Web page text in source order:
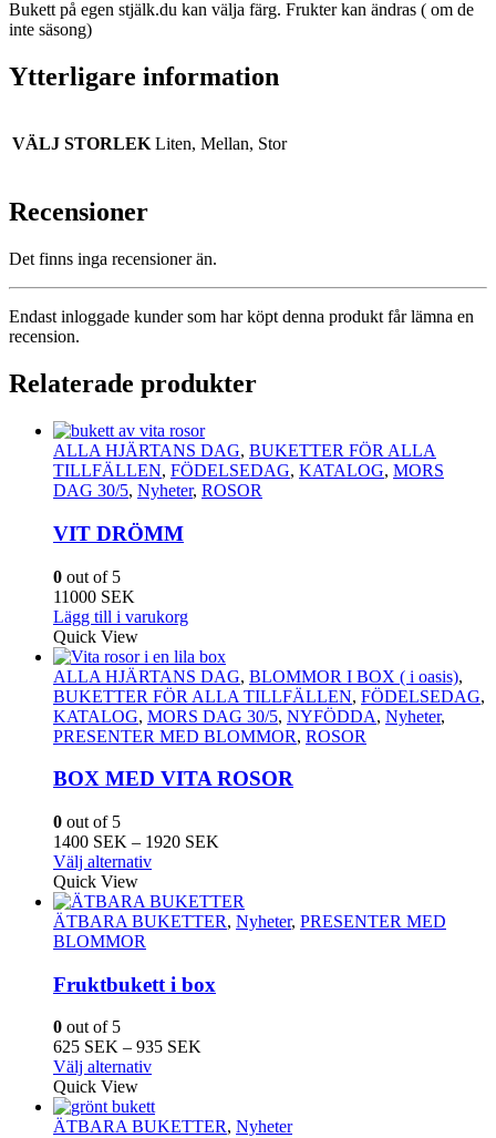
Bukett på egen stjälk.du kan välja färg. Frukter kan ändras ( om de
inte säsong)
Ytterligare information
VÄLJ STORLEK Liten, Mellan, Stor
Recensioner
Det finns inga recensioner än.
Endast inloggade kunder som har köpt denna produkt får lämna en
recension.
Relaterade produkter
ALLA HJÄRTANS DAG, BUKETTER FÖR ALLA
TILLFÄLLEN, FÖDELSEDAG, KATALOG, MORS
DAG 30/5, Nyheter, ROSOR
VIT DRÖMM
0 out of 5
11000 SEK
Lägg till i varukorg
Quick View
ALLA HJÄRTANS DAG, BLOMMOR I BOX ( i oasis),
BUKETTER FÖR ALLA TILLFÄLLEN, FÖDELSEDAG,
KATALOG, MORS DAG 30/5, NYFÖDDA, Nyheter,
PRESENTER MED BLOMMOR, ROSOR
BOX MED VITA ROSOR
0 out of 5
1400 SEK – 1920 SEK
till
1920
Välj alternativDen
produkten
har
De
olika
kan
väljas
på
produktsidan
Quick View
ÄTBARA BUKETTER, Nyheter, PRESENTER MED
BLOMMOR
Fruktbukett i box
0 out of 5
625 SEK – 935 SEK
935
Välj alternativDen
produkten
har
Quick View
ÄTBARA BUKETTER, Nyheter